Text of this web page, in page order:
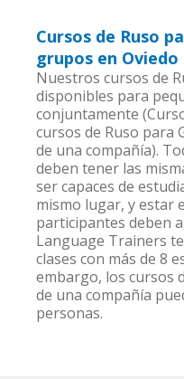
Cursos de Ruso
grupos en
Nuestros cursos de
disponibles para
conjuntamente
cursos de Ruso para
de una compañía).
deben tener las
ser capaces de
mismo lugar, y estar
participantes deben
Language Trainers
clases con más de 8
embargo, los cursos
de una compañía
personas.